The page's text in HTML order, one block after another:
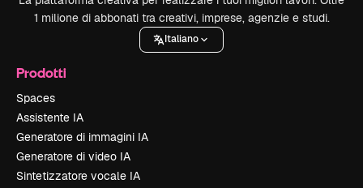
1 milione di abbonati tra creativi, imprese, agenzie e studi.
Italiano
Prodotti
Spaces
Assistente IA
Generatore di immagini IA
Generatore di video IA
Sintetizzatore vocale IA